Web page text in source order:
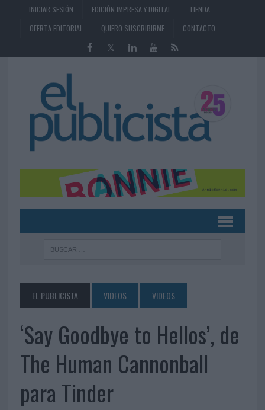
INICIAR SESIÓN EDICIÓN IMPRESA Y DIGITAL
TIENDA
OFERTA EDITORIAL
QUIERO SUSCRIBIRME CONTACTO
EL PUBLICISTA VIDEOS VIDEOS
‘Say Goodbye to Hellos’, de
The Human Cannonball
para Tinder